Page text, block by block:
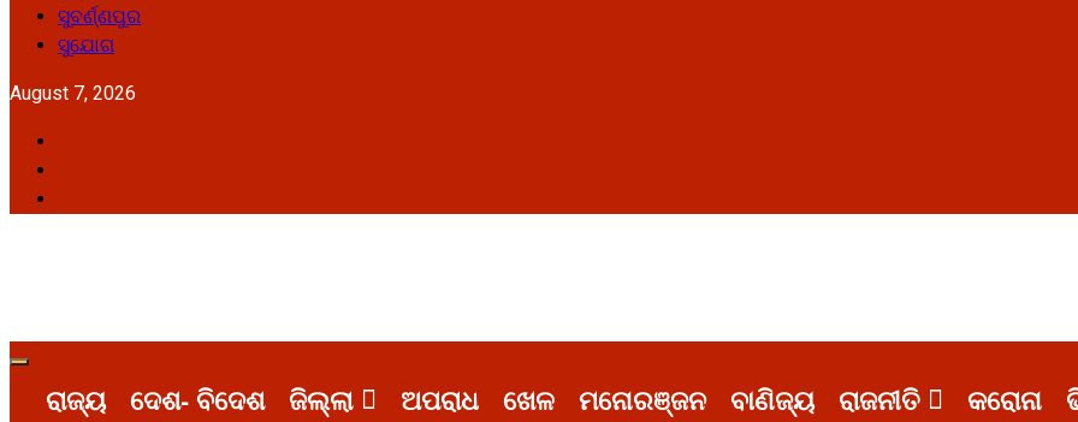
ସୁବର୍ଣ୍ଣପୁର
ସୁଯୋଗ
August 7, 2026
Primary
Menuରାଜ୍ୟ ଦେଶ- ବିଦେଶ ଜିଲ୍ଲା ଅପରାଧ ଖେଳ ମନୋରଞ୍ଜନ ବାଣିଜ୍ୟ ରାଜନୀତି କରୋନା